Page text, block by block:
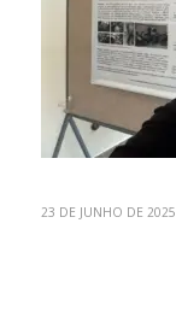
23 DE JUNHO DE 2025